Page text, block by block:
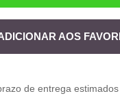
AOS
de entrega